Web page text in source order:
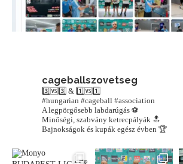
cageballszovetseg
3️⃣🆚3️⃣ & 1️⃣🆚1️⃣
#hungarian #cageball #association
A legpörgősebb labdarúgás ⚽️
Minőségi, szabvány ketrecpályák 🔝
Bajnokságok és kupák egész évben 🏆